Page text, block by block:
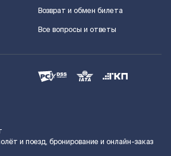
Возврат и обмен билета
Все вопросы и ответы
и поезд, бронирование и онлайн-заказ